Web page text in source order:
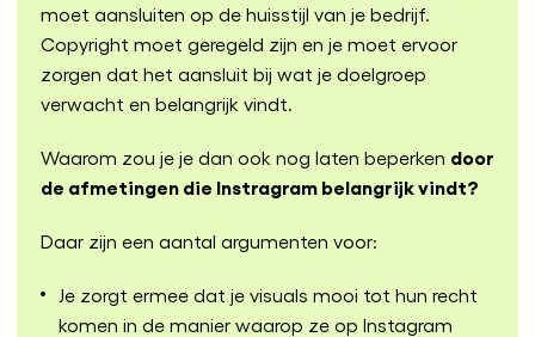
moet aansluiten op de huisstijl van je bedrijf.
Copyright moet geregeld zijn en je moet ervoor
zorgen dat het aansluit bij wat je doelgroep
verwacht en belangrijk vindt.
Waarom zou je je dan ook nog laten beperken door
de afmetingen die Instragram belangrijk vindt?
Daar zijn een aantal argumenten voor:
Je zorgt ermee dat je visuals mooi tot hun recht
komen in de manier waarop ze op Instagram